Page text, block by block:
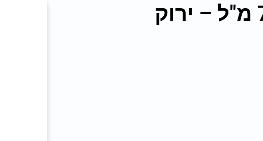
בקבוק שתייה 700 מ"ל – ירוק